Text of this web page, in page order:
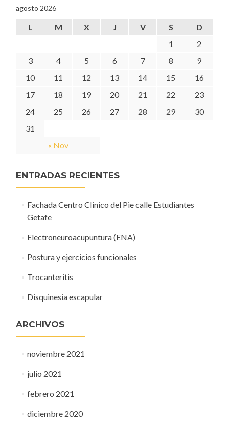
agosto 2026
L M X J V S D
« Nov
1
2
3
4 5 6 7 8
9
10
11 12 13 14 15
16
17
18 19 20 21 22
23
24
25 26 27 28 29
30
31
ENTRADAS RECIENTES
Fachada Centro Clinico del Pie calle Estudiantes
Getafe
Electroneuroacupuntura (ENA)
Postura y ejercicios funcionales
Trocanteritis
Disquinesia escapular
ARCHIVOS
noviembre 2021
julio 2021
febrero 2021
diciembre 2020